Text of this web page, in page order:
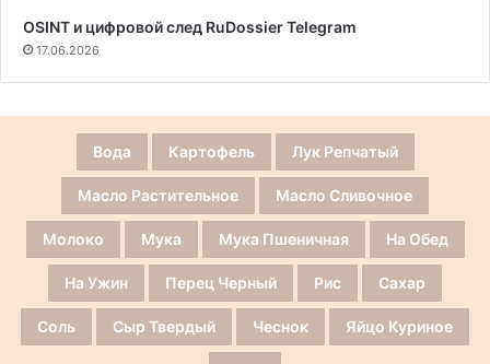
OSINT и цифровой след RuDossier Telegram
17.06.2026
Вода Картофель Лук Репчатый
Масло Растительное Масло Сливочное
Молоко Мука Мука Пшеничная На Обед
На Ужин Перец Черный Рис Сахар
Соль Сыр Твердый Чеснок Яйцо Куриное